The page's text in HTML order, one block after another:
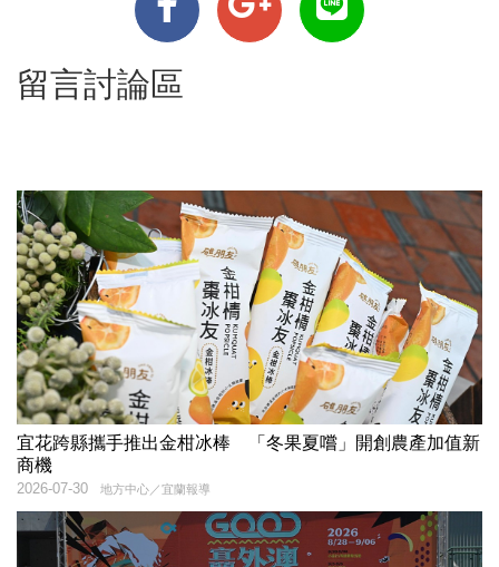
留言討論區
宜花跨縣攜手推出金柑冰棒 「冬果夏嚐」開創農產加值新
商機
地方中心／宜蘭報導
2026-07-30